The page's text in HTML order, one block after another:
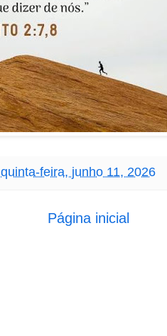
quinta-feira, junho 11, 2026
Página inicial